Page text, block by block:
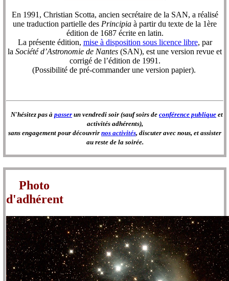
En 1991, Christian Scotta, ancien secrétaire de la SAN, a réalisé
une traduction partielle des Principia à partir du texte de la 1ère
édition de 1687 écrite en latin.
La présente édition, mise à disposition sous licence libre, par
la Société d’Astronomie de Nantes (SAN), est une version revue et
corrigé de l’édition de 1991.
(Possibilité de pré-commander une version papier).
N'hésitez pas à passer un vendredi soir (sauf soirs de conférence publique et
activités adhérents),
sans engagement pour découvrir nos activités, discuter avec nous, et assister
au reste de la soirée.
Photo